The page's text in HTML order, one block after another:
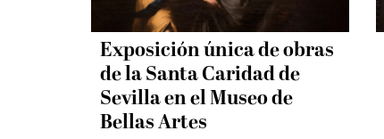
Exposición única de obras
de la Santa Caridad de
Sevilla en el Museo de
Bellas Artes